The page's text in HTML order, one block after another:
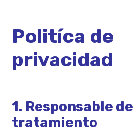
Politíca de
privacidad
1. Responsable
tratamiento